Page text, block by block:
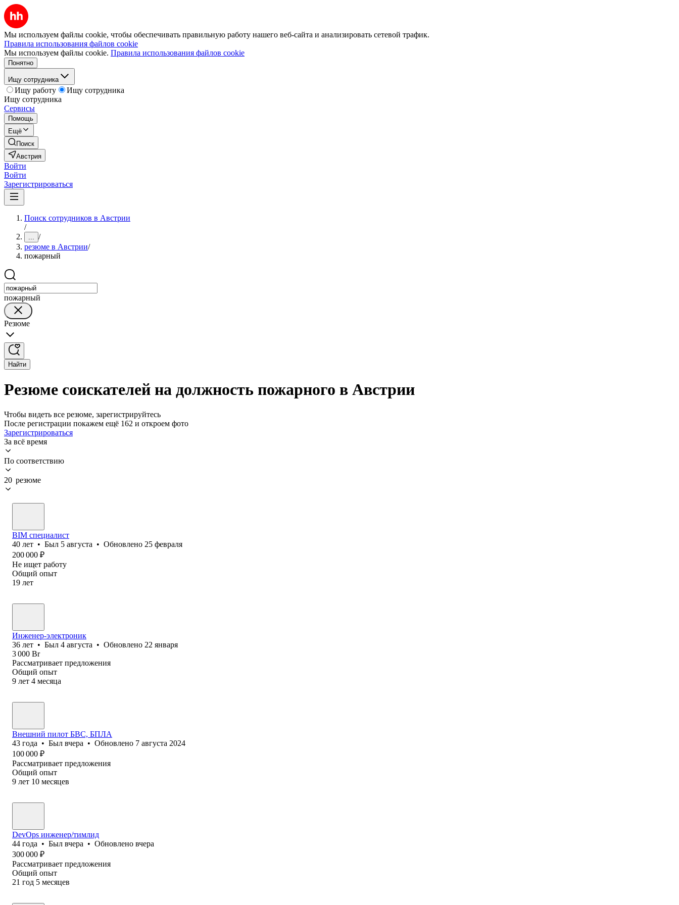
Мы используем файлы cookie, чтобы обеспечивать правильную работу нашего веб-сайта и анализировать сетевой трафик.
Правила использования файлов cookie
Мы используем файлы cookie. Правила использования файлов cookie
Понятно
Ищу сотрудника
Ищу работу
Ищу сотрудника
Ищу сотрудника
Сервисы
Помощь
Ещё
Поиск
Австрия
Войти
Войти
Зарегистрироваться
Поиск сотрудников в Австрии
/
... /
резюме в Австрии/
пожарный
пожарный
Резюме
Найти
Резюме соискателей на должность пожарного в Австрии
Чтобы видеть все резюме, зарегистрируйтесь
После регистрации покажем ещё 162 и откроем фото
Зарегистрироваться
За всё время
По соответствию
20 резюме
BIM специалист
40 лет • Был 5 августа • Обновлено 25 февраля
200 000 ₽
Не ищет работу
Общий опыт
19 лет
Инженер-электроник
36 лет • Был 4 августа • Обновлено 22 января
3 000 Br
Рассматривает предложения
Общий опыт
9 лет 4 месяца
Внешний пилот БВС, БПЛА
43 года • Был вчера • Обновлено 7 августа 2024
100 000 ₽
Рассматривает предложения
Общий опыт
9 лет 10 месяцев
DevOps инженер/тимлид
44 года • Был вчера • Обновлено вчера
300 000 ₽
Рассматривает предложения
Общий опыт
21 год 5 месяцев